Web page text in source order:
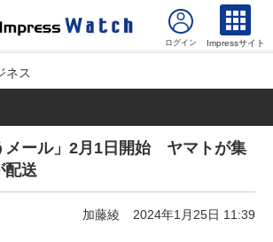
Impressサイト
ネス
メール」2月1日開始 ヤマトが集
配送
加藤綾 2024年1月25日 11:39